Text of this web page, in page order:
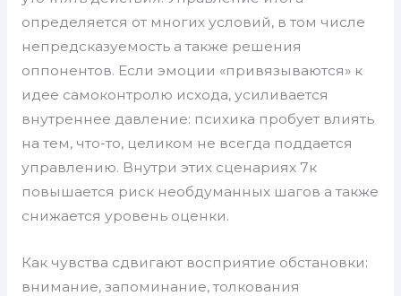
определяется от многих условий, в том числе
непредсказуемость а также решения
оппонентов. Если эмоции «привязываются» к
идее самоконтролю исхода, усиливается
внутреннее давление: психика пробует влиять
на тем, что-то, целиком не всегда поддается
управлению. Внутри этих сценариях 7к
повышается риск необдуманных шагов а также
снижается уровень оценки.
Как чувства сдвигают восприятие обстановки:
внимание, запоминание, толкования